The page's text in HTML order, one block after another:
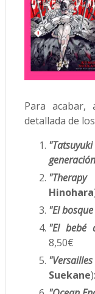
Para
detallada de
Hinohara
"El
"El bebé
8,50€
Suekane